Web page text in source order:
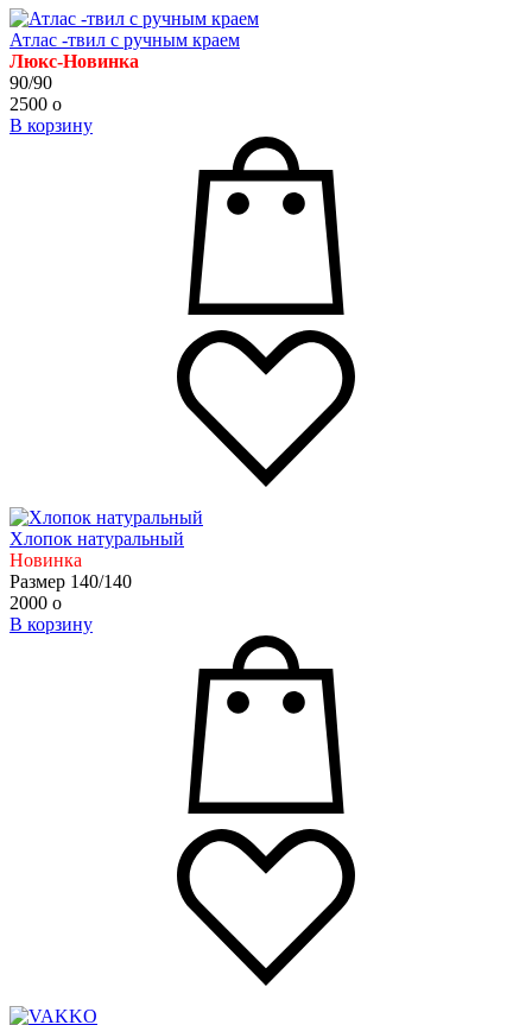
Атлас -твил с ручным краем
Люкс-Новинка
90/90
2500 o
В корзину
Хлопок натуральный
Новинка
Размер 140/140
2000 o
В корзину